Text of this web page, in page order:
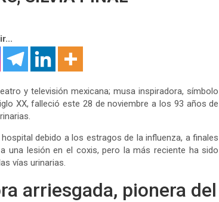
y televisión mexicana; musa inspiradora, símbolo
XX, falleció este 28 de noviembre a los 93 años de
debido a los estragos de la influenza, a finales
una lesión en el coxis, pero la más reciente ha sido
vías urinarias.
arriesgada, pionera del